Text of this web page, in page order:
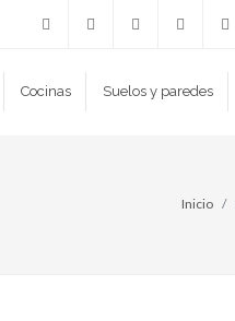
FacebookTwitter 927
Cocinas Suelos y paredes
Inicio